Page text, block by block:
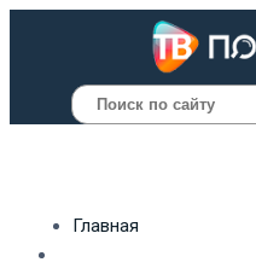
Поиск
Главная